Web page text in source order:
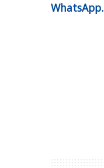
WhatsApp.